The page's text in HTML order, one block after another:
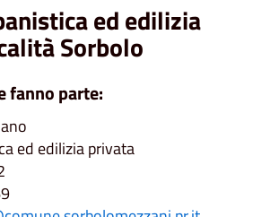
ed edilizia
Sorbolo
fanno parte:
ed edilizia privata